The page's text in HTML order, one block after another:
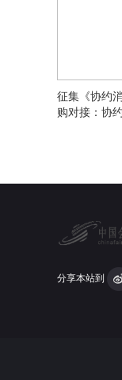
征集《协约
购对接：协
分享本站到